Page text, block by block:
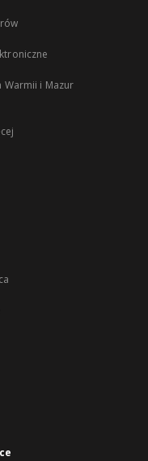
i Mazur